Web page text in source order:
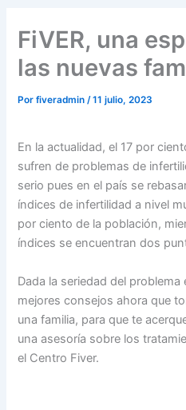
FiVER, una
las nuevas
Porfiveradmin/11 julio, 2023
En la actualidad, el 17 por
sufren de problemas de
serio pues en el país se
índices de infertilidad a nivel
por ciento de la población,
índices se encuentran dos
Dada la seriedad del
mejores consejos ahora que
una familia, para que te
una asesoría sobre los
el Centro Fiver.